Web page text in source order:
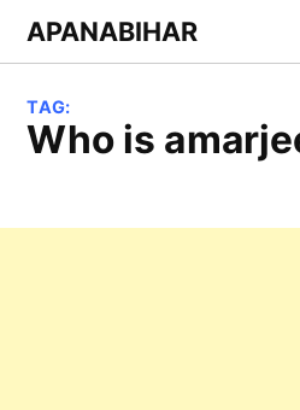
SkipAPANABIHAR
TAG:
who is